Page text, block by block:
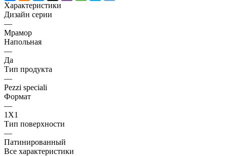
Характеристики
Дизайн серии
—
Мрамор
Напольная
—
Да
Тип продукта
—
Pezzi speciali
Формат
—
1X1
Тип поверхности
—
Патинированный
Все характеристики